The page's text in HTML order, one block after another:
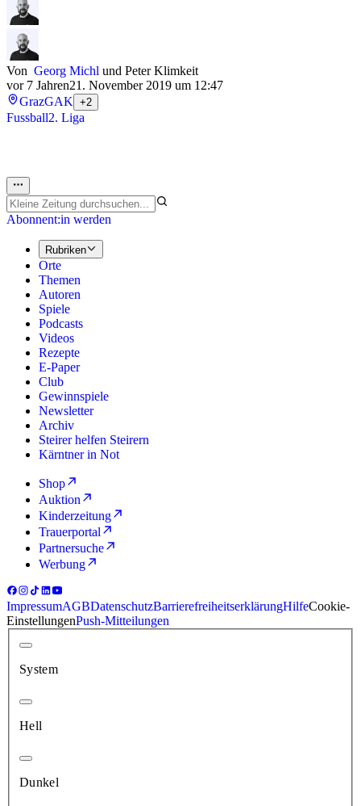
Von Georg Michl und Peter Klimkeit
vor 7 Jahren21. November 2019 um 12:47
GrazGAK +2
Fussball2. Liga
Abonnent:in werden
Rubriken
Orte
Themen
Autoren
Spiele
Podcasts
Videos
Rezepte
E-Paper
Club
Gewinnspiele
Newsletter
Archiv
Steirer helfen Steirern
Kärntner in Not
Shop
Auktion
Kinderzeitung
Trauerportal
Partnersuche
Werbung
ImpressumAGBDatenschutzBarrierefreiheitserklärungHilfeCookie-
EinstellungenPush-Mitteilungen
System
Hell
Dunkel